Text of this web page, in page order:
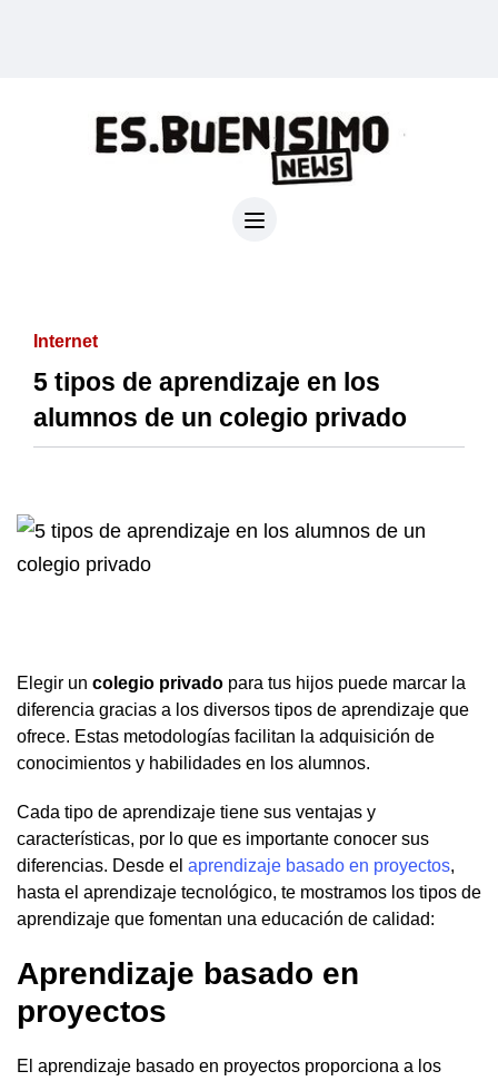
Internet
5 tipos de aprendizaje en los
alumnos de un colegio privado
Elegir un colegio privado para tus hijos puede marcar la
diferencia gracias a los diversos tipos de aprendizaje que
ofrece. Estas metodologías facilitan la adquisición de
conocimientos y habilidades en los alumnos.
Cada tipo de aprendizaje tiene sus ventajas y
características, por lo que es importante conocer sus
diferencias. Desde el aprendizaje basado en proyectos,
hasta el aprendizaje tecnológico, te mostramos los tipos de
aprendizaje que fomentan una educación de calidad:
Aprendizaje basado en
proyectos
El aprendizaje basado en proyectos proporciona a los